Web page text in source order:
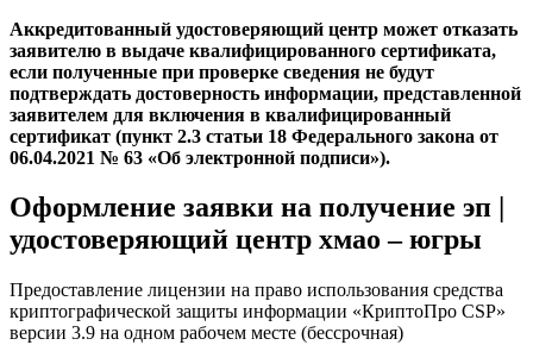
Аккредитованный удостоверяющий центр может отказать
заявителю в выдаче квалифицированного сертификата,
если полученные при проверке сведения не будут
подтверждать достоверность информации, представленной
заявителем для включения в квалифицированный
сертификат (пункт 2.3 статьи 18 Федерального закона от
06.04.2021 № 63 «Об электронной подписи»).
Оформление заявки на получение эп |
удостоверяющий центр хмао – югры
Предоставление лицензии на право использования средства
криптографической защиты информации «КриптоПро CSP»
версии 3.9 на одном рабочем месте (бессрочная)